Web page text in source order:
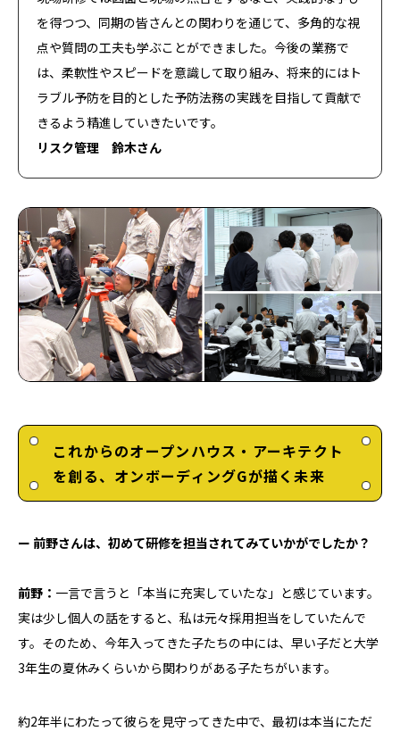
お問い合わせ
© 2026 OPEN HOUSE Architect CO., LTD.
を得つつ、同期の皆さんとの関わりを通じて、多角的な視
点や質問の工夫も学ぶことができました。今後の業務で
は、柔軟性やスピードを意識して取り組み、将来的にはト
ラブル予防を目的とした予防法務の実践を目指して貢献で
きるよう精進していきたいです。
リスク管理 鈴木さん
これからのオープンハウス・アーキテクト
を創る、オンボーディングGが描く未来
ー 前野さんは、初めて研修を担当されてみていかがでしたか？
前野 ： 一言で言うと「本当に充実していたな」と感じています。
実は少し個人の話をすると、私は元々採用担当をしていたんで
す。そのため、今年入ってきた子たちの中には、早い子だと大学
3年生の夏休みくらいから関わりがある子たちがいます。
約2年半にわたって彼らを見守ってきた中で、最初は本当にただ